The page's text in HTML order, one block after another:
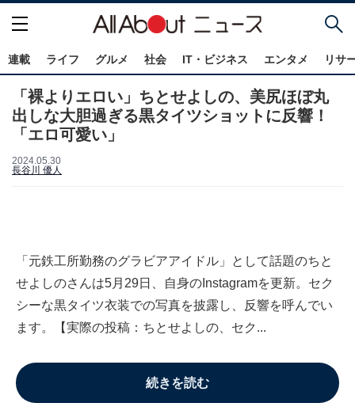
連載 ライフ グルメ 社会 IT・ビジネス エンタメ リサ
「裸よりエロい」ちとせよしの、美尻ほぼ丸
出しな大胆過ぎる黒タイツショットに反響！
「エロ可愛い」
2024.05.30
長谷川 優人
「元鉄工所勤務のグラビアアイドル」として話題のちと
せよしのさんは5月29日、自身のInstagramを更新。セク
シーな黒タイツ衣装での写真を披露し、反響を呼んでい
ます。【実際の投稿：ちとせよしの、セク...
続きを読む